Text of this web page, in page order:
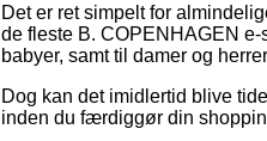
Det er ret simpelt for
de fleste B. COPENHAGEN
babyer, samt til damer og
Dog kan det imidlertid blive
inden du færdiggør din